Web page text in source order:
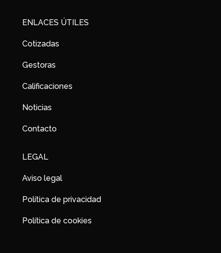
ENLACES ÚTILES
Cotizadas
Gestoras
Calificaciones
Noticias
Contacto
LEGAL
Aviso legal
Política de privacidad
Política de cookies